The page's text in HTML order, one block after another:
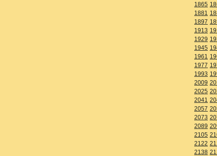
1865
1881
1897
1913
1929
1945
1961
1977
1993
2009
2025
2041
2057
2073
2089
2105
2122
2138